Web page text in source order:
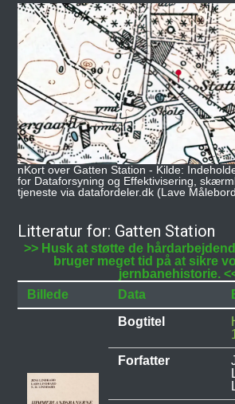
nKort over Gatten Station - Kilde:
for Dataforsyning og Effektivisering,
tjeneste via datafordeler.dk (Lave
Litteratur for: Gatten Station
>> Husk at støtte de
bruger meget tid på at sikre
jernbanehistorie.
Billede
Data
Bogtitel
Forfatter